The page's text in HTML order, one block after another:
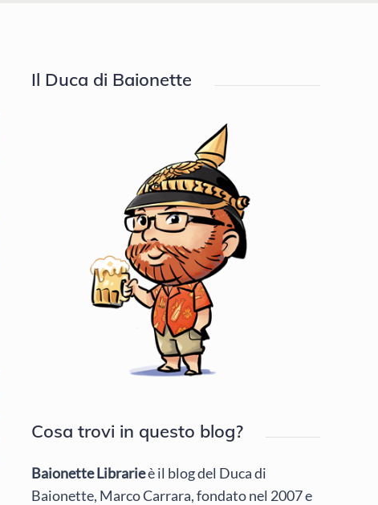
Il Duca di Baionette
Cosa trovi in questo blog?
Baionette Librarieè il blog del Duca di
Baionette, Marco Carrara, fondato nel 2007 e